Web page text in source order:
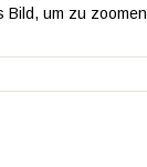
Bild, um zu zoomen